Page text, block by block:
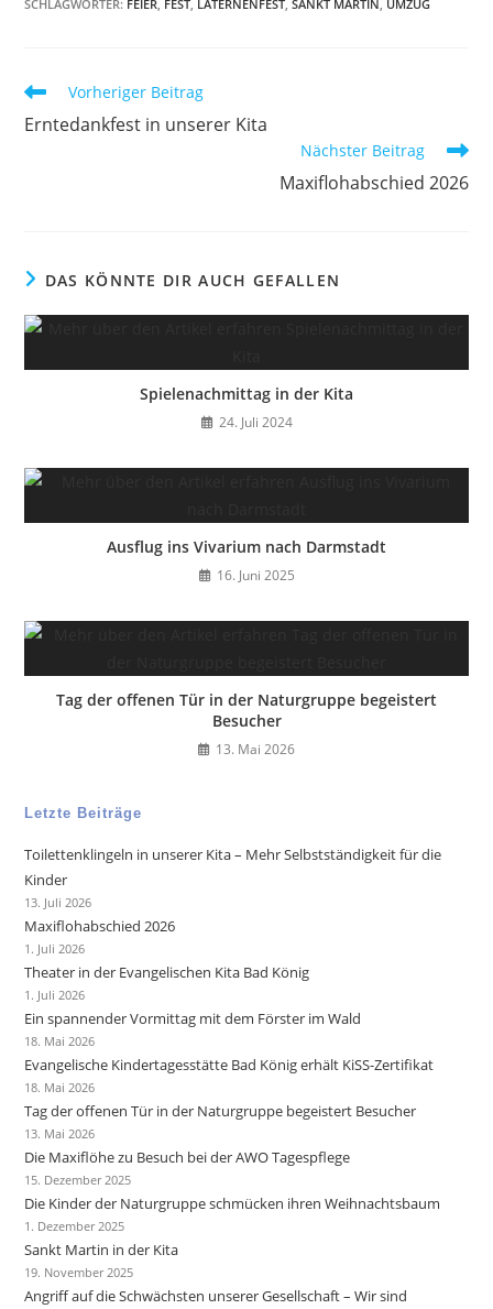
SCHLAGWÖRTER: FEIER FEST LATERNENFEST SANKT MARTIN UMZUG
Vorheriger Beitrag
Erntedankfest in unserer Kita
Nächster Beitrag
Maxiflohabschied 2026
DAS KÖNNTE DIR AUCH GEFALLEN
Spielenachmittag in der Kita
24. Juli 2024
Ausflug ins Vivarium nach Darmstadt
16. Juni 2025
Tag der offenen Tür in der Naturgruppe begeistert
Besucher
13. Mai 2026
Letzte Beiträge
Toilettenklingeln in unserer Kita – Mehr Selbstständigkeit für die
Kinder
13. Juli 2026
Maxiflohabschied 2026
1. Juli 2026
Theater in der Evangelischen Kita Bad König
1. Juli 2026
Ein spannender Vormittag mit dem Förster im Wald
18. Mai 2026
Evangelische Kindertagesstätte Bad König erhält KiSS-Zertifikat
18. Mai 2026
Tag der offenen Tür in der Naturgruppe begeistert Besucher
13. Mai 2026
Die Maxiflöhe zu Besuch bei der AWO Tagespflege
15. Dezember 2025
Die Kinder der Naturgruppe schmücken ihren Weihnachtsbaum
1. Dezember 2025
Sankt Martin in der Kita
19. November 2025
Angriff auf die Schwächsten unserer Gesellschaft – Wir sind